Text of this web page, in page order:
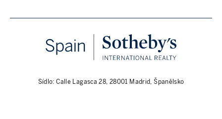
Sídlo: Calle Lagasca 28, 28001 Madrid, Španělsko